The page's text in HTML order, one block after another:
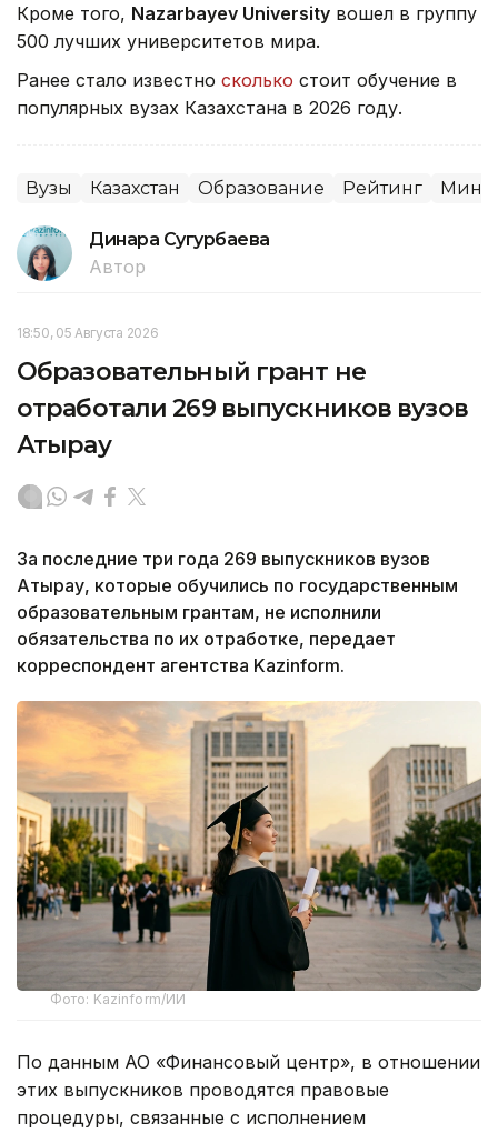
Кроме того, Nazarbayev University вошел в группу
500 лучших университетов мира.
Ранее стало известно сколько стоит обучение в
популярных вузах Казахстана в 2026 году.
Вузы Казахстан Образование Рейтинг
Динара Сугурбаева
Автор
18:50, 05 Августа 2026
Образовательный грант не
отработали 269 выпускников вузов
Атырау
За последние три года 269 выпускников вузов
Атырау, которые обучились по государственным
образовательным грантам, не исполнили
обязательства по их отработке, передает
корреспондент агентства Kazinform.
Фото: Kazinform/ИИ
По данным АО «Финансовый центр», в отношении
этих выпускников проводятся правовые
процедуры, связанные с исполнением